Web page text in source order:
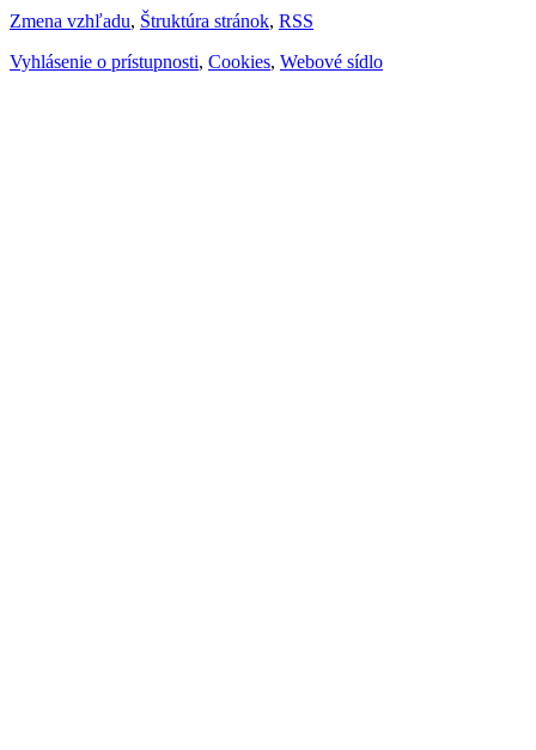
Zmena vzhľadu, Štruktúra stránok, RSS
Vyhlásenie o prístupnosti, Cookies, Webové sídlo